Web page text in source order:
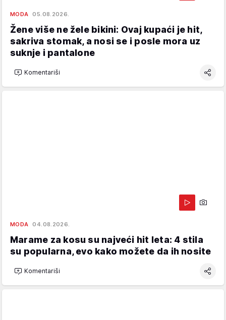
MODA 05.08.2026.
Žene više ne žele bikini: Ovaj kupaći je hit,
sakriva stomak, a nosi se i posle mora uz
suknje i pantalone
Komentariši
MODA 04.08.2026.
Marame za kosu su najveći hit leta: 4 stila
su popularna, evo kako možete da ih nosite
Komentariši